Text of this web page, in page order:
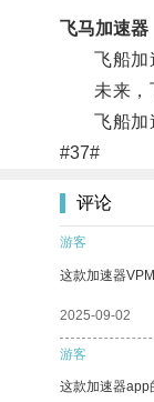
飞马加速器
飞船加速
未来，飞
飞船加速
#37#
评论
游客
这款加速器
2025-09-02
游客
这款加速器app